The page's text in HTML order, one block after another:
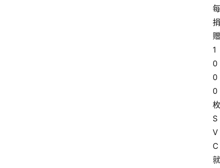
每
捐
赠
1
0
0
0
枚
S
V
C
就